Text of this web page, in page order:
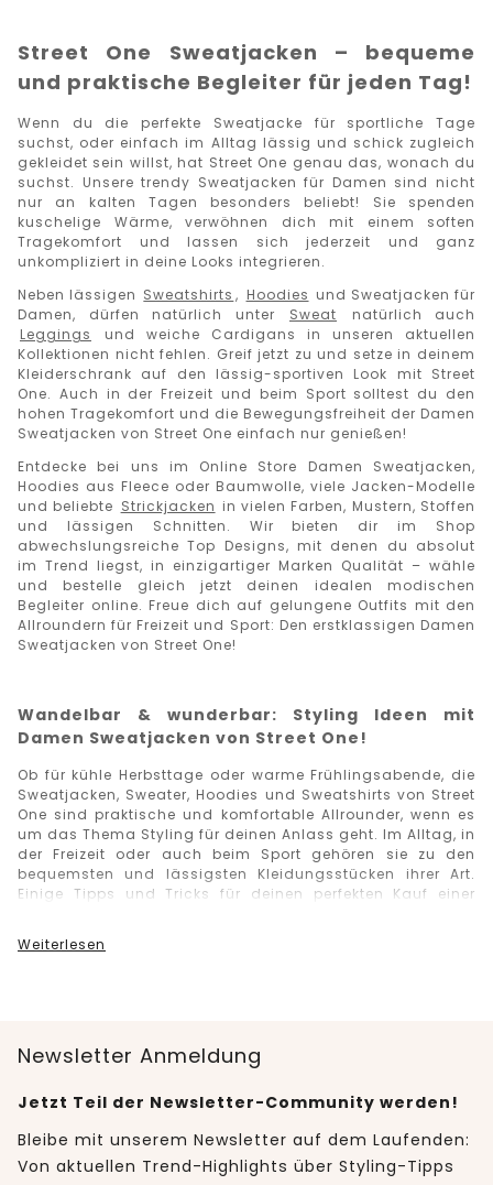
Street One Sweatjacken – bequeme
und praktische Begleiter für jeden Tag!
Wenn du die perfekte Sweatjacke für sportliche Tage
suchst, oder einfach im Alltag lässig und schick zugleich
gekleidet sein willst, hat Street One genau das, wonach du
suchst. Unsere trendy Sweatjacken für Damen sind nicht
nur an kalten Tagen besonders beliebt! Sie spenden
kuschelige Wärme, verwöhnen dich mit einem soften
Tragekomfort und lassen sich jederzeit und ganz
unkompliziert in deine Looks integrieren.
Neben lässigen Sweatshirts , Hoodies und Sweatjacken für
Damen, dürfen natürlich unter
Sweat
natürlich auch
Leggings
und weiche Cardigans in unseren aktuellen
Kollektionen nicht fehlen. Greif jetzt zu und setze in deinem
Kleiderschrank auf den lässig-sportiven Look mit Street
One. Auch in der Freizeit und beim Sport solltest du den
hohen Tragekomfort und die Bewegungsfreiheit der Damen
Sweatjacken von Street One einfach nur genießen!
Entdecke bei uns im Online Store Damen Sweatjacken,
Hoodies aus Fleece oder Baumwolle, viele Jacken-Modelle
und beliebte Strickjacken in vielen Farben, Mustern, Stoffen
und lässigen Schnitten. Wir bieten dir im Shop
abwechslungsreiche Top Designs, mit denen du absolut
im Trend liegst, in einzigartiger Marken Qualität – wähle
und bestelle gleich jetzt deinen idealen modischen
Begleiter online. Freue dich auf gelungene Outfits mit den
Allroundern für Freizeit und Sport: Den erstklassigen Damen
Sweatjacken von Street One!
Wandelbar & wunderbar: Styling Ideen mit
Damen Sweatjacken von Street One!
Ob für kühle Herbsttage oder warme Frühlingsabende, die
Sweatjacken, Sweater, Hoodies und Sweatshirts von Street
One sind praktische und komfortable Allrounder, wenn es
um das Thema Styling für deinen Anlass geht. Im Alltag, in
der Freizeit oder auch beim Sport gehören sie zu den
bequemsten und lässigsten Kleidungsstücken ihrer Art.
Einige Tipps und Tricks für deinen perfekten Kauf einer
TIPPS UND TRICKS
an den Ärmeln, wie Ziernähte und Applikationen sind
modische, aber auch funktionelle Hingucker, die dich
ausstatten.
schlichtes Outfits in Nu aufblühen. An grauen Tagen
oder zu unifarbenen Looks passt eine leuchtende
Weiterlesen
Newsletter Anmeldung
Jetzt Teil der Newsletter-Community werden!
Bleibe mit unserem Newsletter auf dem Laufenden:
Von aktuellen Trend-Highlights über Styling-Tipps